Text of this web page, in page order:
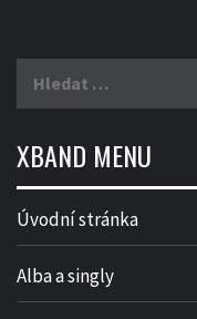
XBAND MENU
Úvodní stránka
Alba a singly